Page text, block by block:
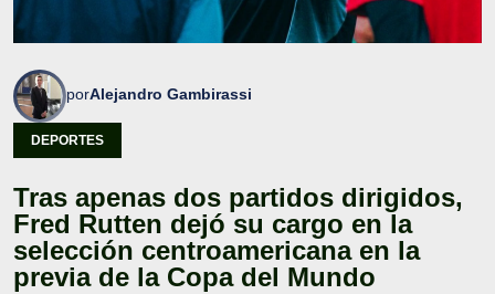
porAlejandro Gambirassi
DEPORTES
Tras apenas dos partidos dirigidos,
Fred Rutten dejó su cargo en la
selección centroamericana en la
previa de la Copa del Mundo